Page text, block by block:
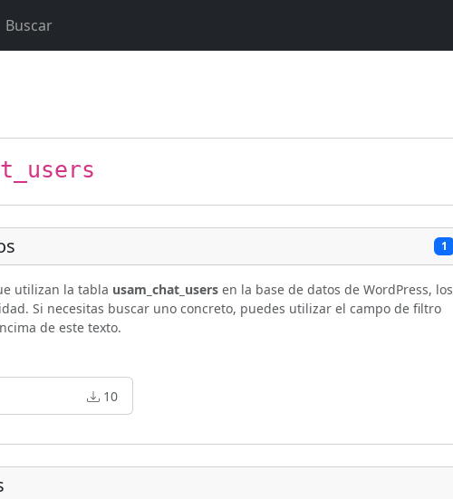
Buscar
1
utilizan la tabla usam_chat_users en la base de datos de WordPress, los
Si necesitas buscar uno concreto, puedes utilizar el campo de filtro
de este texto.
10